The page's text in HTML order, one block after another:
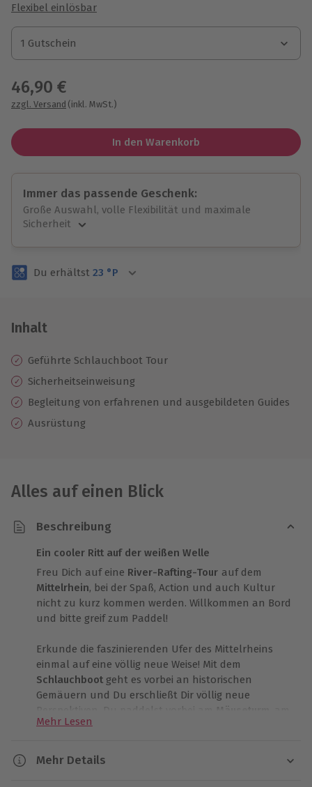
Flexibel einlösbar
1 Gutschein
1 Gutschein
1 Gutschein
46,90 €
zzgl. Versand (inkl. MwSt.)
In den Warenkorb
Immer das passende Geschenk:
Große Auswahl, volle Flexibilität und maximale
Sicherheit
Volle Flexibilität
3 Jahre gültig & verlängerbar.
Du erhältst 23 °P
Inhalt
Geführte Schlauchboot Tour
Sicherheitseinweisung
Begleitung von erfahrenen und ausgebildeten Guides
Ausrüstung
Alles auf einen Blick
Beschreibung
Ein cooler Ritt auf der weißen Welle
Freu Dich auf eine River-Rafting-Tour auf dem
Mittelrhein, bei der Spaß, Action und auch Kultur
nicht zu kurz kommen werden. Willkommen an Bord
und bitte greif zum Paddel!
Erkunde die faszinierenden Ufer des Mittelrheins
einmal auf eine völlig neue Weise! Mit dem
Schlauchboot geht es vorbei an historischen
Gemäuern und Du erschließt Dir völlig neue
Perspektiven. Du paddelst vorbei am
Bingerloch, an der Burg Rheinstein und an der
Mittelrheintal bietet Dir unzählige Möglichkeiten der
Mehr Lesen
Mehr Details